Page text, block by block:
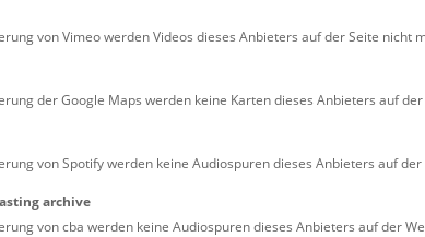
ist das NHM Wien in der Regel geschlossen.
von Vimeo werden Videos dieses Anbieters auf der Seite nicht
der Google Maps werden keine Karten dieses Anbieters auf
von Spotify werden keine Audiospuren dieses Anbieters auf
archive
von cba werden keine Audiospuren dieses Anbieters auf der